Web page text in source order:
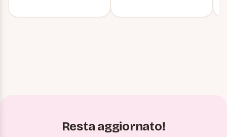
Resta aggiornato!